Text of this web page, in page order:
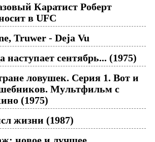
Каратист Роберт
в UFC
Truwer - Deja Vu
наступает сентябрь... (1975)
ловушек. Серия 1. Вот и
Мультфильм с
(1975)
жизни (1987)